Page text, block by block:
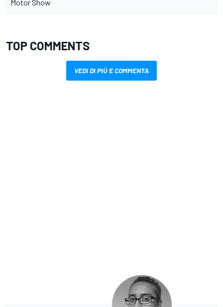
Motor Show
TOP COMMENTS
VEDI DI PIÙ E COMMENTA